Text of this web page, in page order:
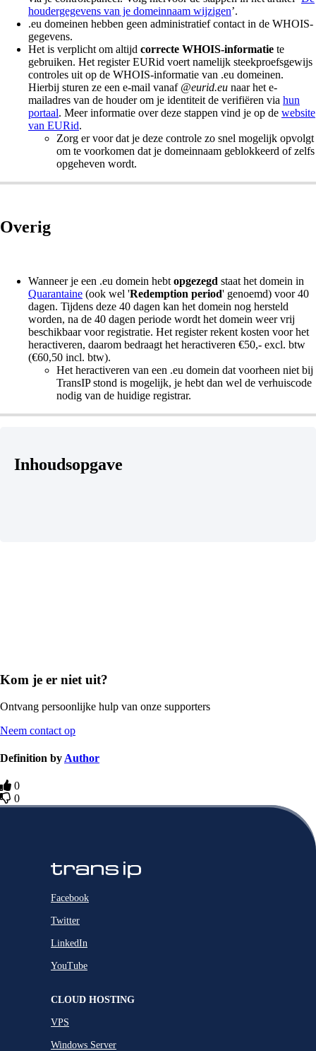
houdergegevens van je domeinnaam wijzigen’.
.eu domeinen hebben geen administratief contact in de WHOIS-
gegevens.
Het is verplicht om altijd correcte WHOIS-informatie te
gebruiken. Het register EURid voert namelijk steekproefsgewijs
controles uit op de WHOIS-informatie van .eu domeinen.
Hierbij sturen ze een e-mail vanaf @eurid.eu naar het e-
mailadres van de houder om je identiteit de verifiëren via hun
portaal. Meer informatie over deze stappen vind je op de website
van EURid.
Zorg er voor dat je deze controle zo snel mogelijk opvolgt
om te voorkomen dat je domeinnaam geblokkeerd of zelfs
opgeheven wordt.
Overig
Wanneer je een .eu domein hebt opgezegd staat het domein in
Quarantaine (ook wel 'Redemption period' genoemd) voor 40
dagen. Tijdens deze 40 dagen kan het domein nog hersteld
worden, na de 40 dagen periode wordt het domein weer vrij
beschikbaar voor registratie. Het register rekent kosten voor het
heractiveren, daarom bedraagt het heractiveren €50,- excl. btw
(€60,50 incl. btw).
Het heractiveren van een .eu domein dat voorheen niet bij
TransIP stond is mogelijk, je hebt dan wel de verhuiscode
nodig van de huidige registrar.
Inhoudsopgave
Kom je er niet uit?
Ontvang persoonlijke hulp van onze supporters
Neem contact op
Definition by Author
0
0
Facebook
Twitter
LinkedIn
YouTube
CLOUD HOSTING
VPS
Windows Server